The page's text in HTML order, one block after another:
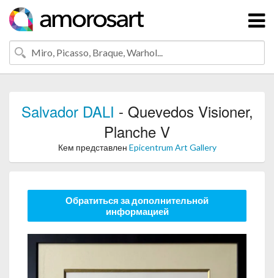
Salvador DALI - Quevedos Visioner,
Planche V
Кем представлен Epicentrum Art Gallery
Обратиться за дополнительной
информацией